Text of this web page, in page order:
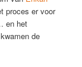
proces er voor
en het
de